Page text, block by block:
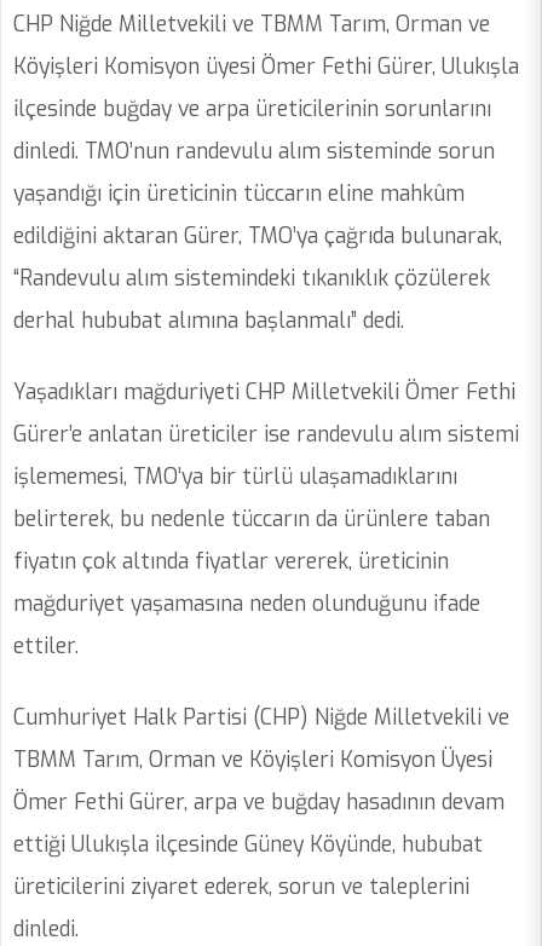
CHP Niğde Milletvekili ve TBMM Tarım, Orman ve
Köyişleri Komisyon üyesi Ömer Fethi Gürer, Ulukışla
ilçesinde buğday ve arpa üreticilerinin sorunlarını
dinledi. TMO’nun randevulu alım sisteminde sorun
yaşandığı için üreticinin tüccarın eline mahkûm
edildiğini aktaran Gürer, TMO’ya çağrıda bulunarak,
“Randevulu alım sistemindeki tıkanıklık çözülerek
derhal hububat alımına başlanmalı” dedi.
Yaşadıkları mağduriyeti CHP Milletvekili Ömer Fethi
Gürer’e anlatan üreticiler ise randevulu alım sistemi
işlememesi, TMO’ya bir türlü ulaşamadıklarını
belirterek, bu nedenle tüccarın da ürünlere taban
fiyatın çok altında fiyatlar vererek, üreticinin
mağduriyet yaşamasına neden olunduğunu ifade
ettiler.
Cumhuriyet Halk Partisi (CHP) Niğde Milletvekili ve
TBMM Tarım, Orman ve Köyişleri Komisyon Üyesi
Ömer Fethi Gürer, arpa ve buğday hasadının devam
ettiği Ulukışla ilçesinde Güney Köyünde, hububat
üreticilerini ziyaret ederek, sorun ve taleplerini
dinledi.